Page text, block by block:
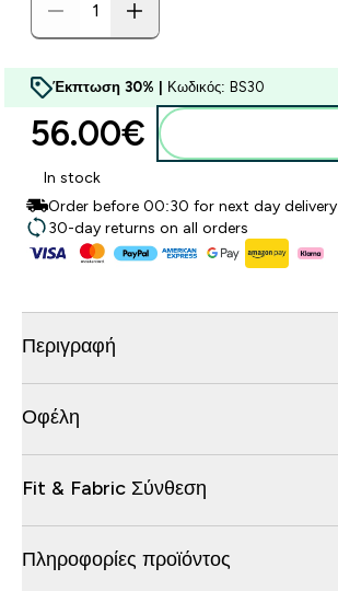
Έκπτωση 30% | Κωδικός: BS30
56.00€‎
In stock
Order before 00:30 for next day delivery
30-day returns on all orders
Περιγραφή
Οφέλη
Fit & Fabric Σύνθεση
Πληροφορίες προϊόντος